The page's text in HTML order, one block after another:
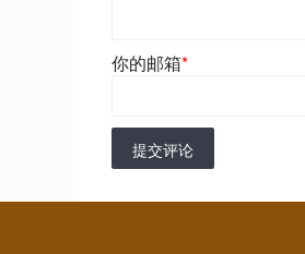
你的邮箱*
提交评论